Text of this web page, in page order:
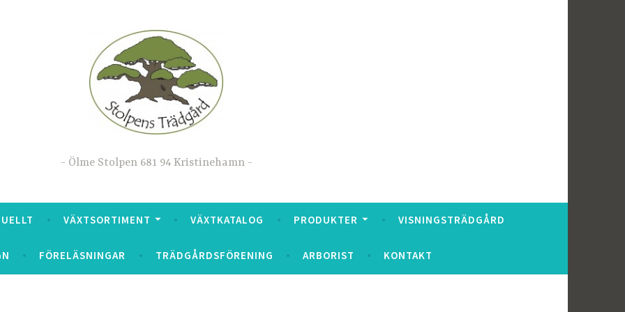
Ölme Stolpen 681 94 Kristinehamn
VÄXTSORTIMENT VÄXTKATALOG PRODUKTER VISNINGSTRÄDGÅRD
FÖRELÄSNINGAR TRÄDGÅRDSFÖRENING ARBORIST KONTAKT